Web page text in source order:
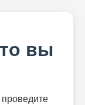
вы